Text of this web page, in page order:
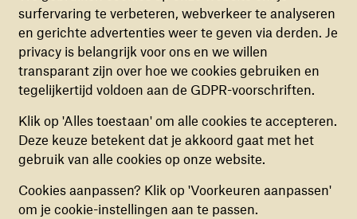
Help met jouw nalatenschap kinderen in
conflictgebieden bouwen aan een toekomst in vrede.
Want ook als je er niet meer bent kun je kinderen
steunen. Deze steun kunnen kinderen goed kunnen
gebruiken, want opgroeien met geweld is niet niks.
juiste hulp zijn kinderen sterker dan oorlog. Help ons
deze steun te geven.Stel je testament op met War
Child erinen laat hiermee iets heel bijzonders na.
FUNCTIONELE COOKIES
Deze cookies zorgen ervoor dat de website naar
behoren en veilig werkt. Deze cookies kunnen
niet uitgezet worden.
ANALYTISCHE COOKIES
Deze cookies helpen ons begrijpen hoe
bezoekers de website gebruiken, door
(anoniem) gegevens te verzamelen, om zo
verbeteringen door te voeren. Deze cookies kun
je in- of uitschakelen.
surfervaring te verbeteren, webverkeer te analyseren
en gerichte advertenties weer te geven via derden. Je
privacy is belangrijk voor ons en we willen
transparant zijn over hoe we cookies gebruiken en
tegelijkertijd voldoen aan de GDPR-voorschriften.
Klik op 'Alles toestaan' om alle cookies te accepteren.
Deze keuze betekent dat je akkoord gaat met het
gebruik van alle cookies op onze website.
Cookies aanpassen? Klik op 'Voorkeuren aanpassen'
om je cookie-instellingen aan te passen.